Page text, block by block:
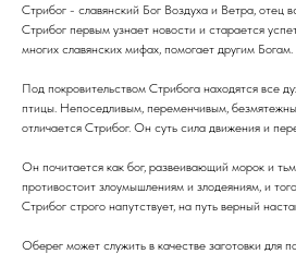
Стрибог - славянский Бог Воздуха и Ветра, отец
Стрибог первым узнает новости и старается
многих славянских мифах, помогает другим Богам.
Под покровительством Стрибога находятся все
птицы. Непоседливым, переменчивым,
отличается Стрибог. Он суть сила движения и
Он почитается как бог, развеивающий морок и
противостоит злоумышлениям и злодеяниям, и
Стрибог строго напутствует, на путь верный
Оберег может служить в качестве заготовки для